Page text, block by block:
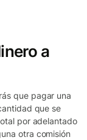
a
que pagar una
que se
por adelantado
otra comisión